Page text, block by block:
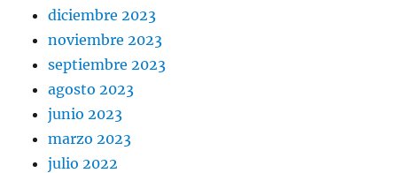
diciembre 2023
noviembre 2023
septiembre 2023
agosto 2023
junio 2023
marzo 2023
julio 2022